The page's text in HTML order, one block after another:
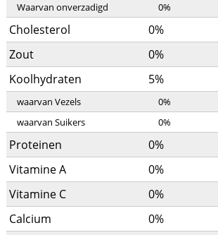
Waarvan onverzadigd
0%
Cholesterol 0%
Zout
0%
Koolhydraten
5%
waarvan Vezels 0%
waarvan Suikers
0%
Proteinen 0%
Vitamine A
0%
Vitamine C
0%
Calcium
0%